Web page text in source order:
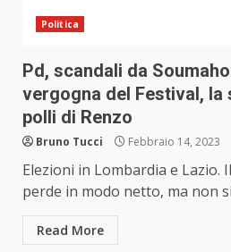
Politica
Pd, scandali da
vergogna del Festival, la
polli di Renzo
Bruno Tucci Febbraio 14, 2023
Elezioni in Lombardia e Lazio.
perde in modo netto, ma non
Read More